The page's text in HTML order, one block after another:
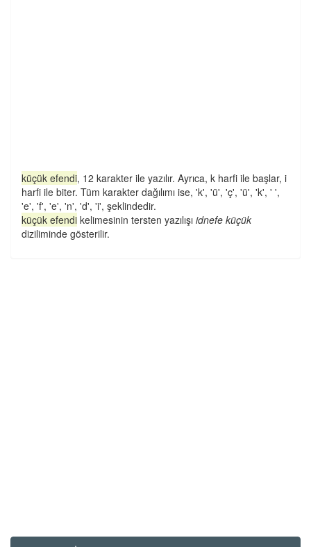
küçük efendi, 12 karakter ile yazılır. Ayrıca, k harfi ile başlar, i
harfi ile biter. Tüm karakter dağılımı ise, 'k', 'ü', 'ç', 'ü', 'k', ' ',
'e', 'f', 'e', 'n', 'd', 'i', şeklindedir.
küçük efendi kelimesinin tersten yazılışı idnefe küçük
diziliminde gösterilir.